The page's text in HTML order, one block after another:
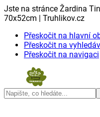
Jste na stránce Žardina
70x52cm | Truhlikov.cz
Přeskočit na hlavní
Přeskočit na
Přeskočit na navigaci